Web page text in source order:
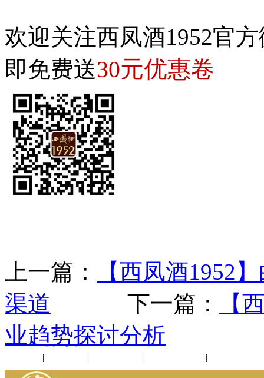
欢迎关注西凤酒1952官
即免费送30元优惠卷
上一篇：
【西凤酒1952
渠道 下一篇：
【
业趋势探讨分析
| | | |